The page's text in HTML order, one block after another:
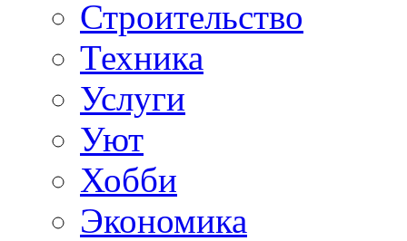
Строительство
Техника
Услуги
Уют
Хобби
Экономика